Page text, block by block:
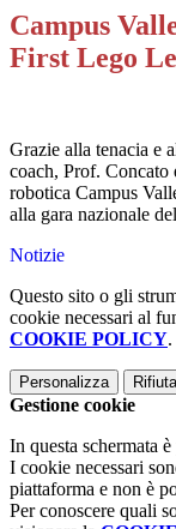
Campus
First Lego
Grazie alla tenacia e
coach, Prof. Concato
robotica Campus
alla gara nazionale
Notizie
Questo sito o gli
cookie necessari al
COOKIE POLICY.
Personalizza
Gestione cookie
In questa schermata
I cookie necessari
piattaforma e non è
Per conoscere quali